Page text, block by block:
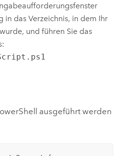
in das Verzeichnis, in dem Ihr
und führen Sie das
ausgeführt werden